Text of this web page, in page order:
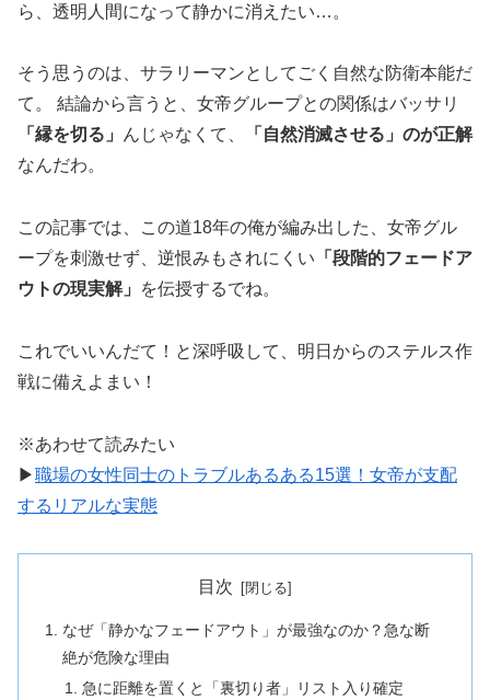
ら、透明人間になって静かに消えたい…。
そう思うのは、サラリーマンとしてごく自然な防衛本能だ
て。 結論から言うと、女帝グループとの関係はバッサリ
「縁を切る」
んじゃなくて、
「自然消滅させる」のが正解
なんだわ。
この記事では、この道18年の俺が編み出した、女帝グル
ープを刺激せず、逆恨みもされにくい 「段階的フェードア
ウトの現実解」
を伝授するでね。
これでいいんだて！と深呼吸して、明日からのステルス作
戦に備えよまい！
※あわせて読みたい
▶職場の女性同士のトラブルあるある15選！女帝が支配
するリアルな実態
目次
なぜ「静かなフェードアウト」が最強なのか？急な断
絶が危険な理由
急に距離を置くと「裏切り者」リスト入り確定